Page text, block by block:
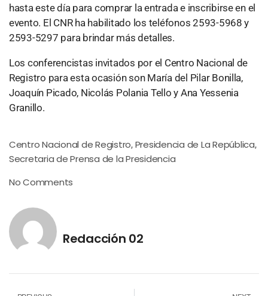
hasta este día para comprar la entrada e inscribirse en el
evento. El CNR ha habilitado los teléfonos 2593-5968 y
2593-5297 para brindar más detalles.
Los conferencistas invitados por el Centro Nacional de
Registro para esta ocasión son María del Pilar Bonilla,
Joaquín Picado, Nicolás Polania Tello y Ana Yessenia
Granillo.
Centro Nacional de Registro, Presidencia de La República,
Secretaria de Prensa de la Presidencia
No Comments
Redacción 02